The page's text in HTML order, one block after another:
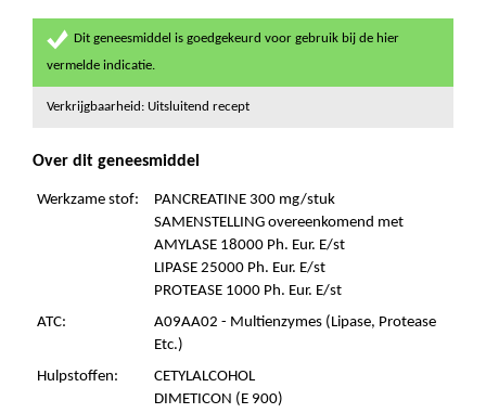
Dit geneesmiddel is goedgekeurd voor gebruik bij de hier
vermelde indicatie.
Verkrijgbaarheid: Uitsluitend recept
Over dit geneesmiddel
Werkzame stof:
PANCREATINE 300 mg/stuk
SAMENSTELLING overeenkomend met
AMYLASE 18000 Ph. Eur. E/st
LIPASE 25000 Ph. Eur. E/st
PROTEASE 1000 Ph. Eur. E/st
ATC:
A09AA02 - Multienzymes (Lipase, Protease
Etc.)
Hulpstoffen:
CETYLALCOHOL
DIMETICON (E 900)